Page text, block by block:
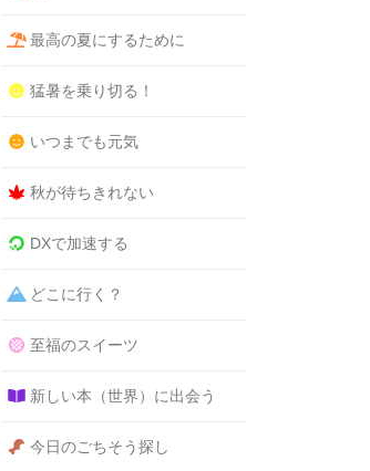
最高の夏にするために
猛暑を乗り切る！
いつまでも元気
秋が待ちきれない
DXで加速する
どこに行く？
至福のスイーツ
新しい本（世界）に出会う
今日のごちそう探し